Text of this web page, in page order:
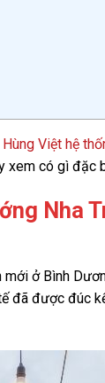
Việt hệ
xem có gì đặc
Nha
mới ở Bình
đã được đúc